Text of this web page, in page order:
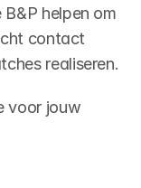
helpen om
contact
realiseren.
voor jouw